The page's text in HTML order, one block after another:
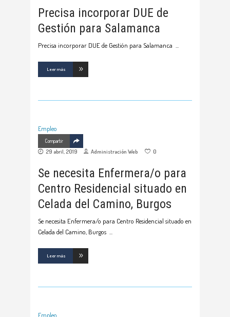
Precisa incorporar DUE de
Gestión para Salamanca
Precisa incorporar DUE de Gestión para Salamanca
Leer más
Empleo
Compartir
29 abril, 2019 Administración Web 0
Se necesita Enfermera/o para
Centro Residencial situado en
Celada del Camino, Burgos
Se necesita Enfermera/o para Centro Residencial situado en
Celada del Camino, Burgos
Leer más
Empleo